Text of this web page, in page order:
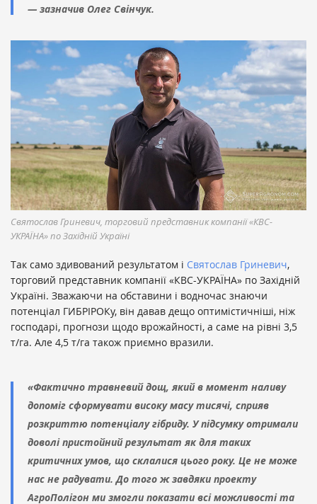
— зазначив Олег Свінчук.
Святослав Гриневич, торговий представник компанії «КВС-
УКРАЇНА» по Західній Україні
Так само здивований результатом і Святослав Гриневич,
торговий представник компанії «КВС-УКРАЇНА» по Західній
Україні. Зважаючи на обставини і водночас знаючи
потенціал ГИБРІРОКу, він давав дещо оптимістичніші, ніж
господарі, прогнози щодо врожайності, а саме на рівні 3,5
т/га. Але 4,5 т/га також приємно вразили.
«Фактично травневий дощ, який в момент наливу
допоміг сформувати високу масу тисячі, сприяв
розкриттю потенціалу гібриду. У підсумку отримали
доволі пристойний результат як для таких
критичних умов, що склалися цього року. Це не може
нас не радувати. До того ж завдяки проекту
АгроПолігон ми змогли показати всі можливості та